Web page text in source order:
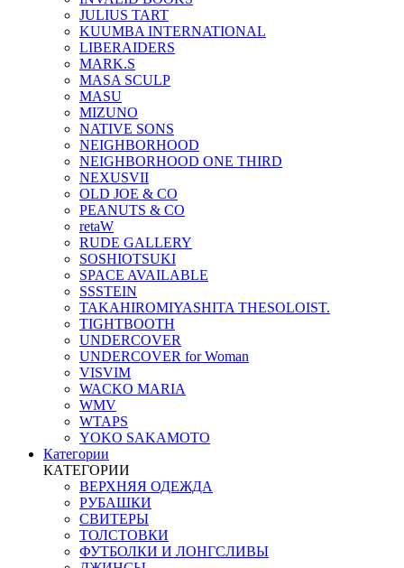
JULIUS TART
KUUMBA INTERNATIONAL
LIBERAIDERS
MARK.S
MASA SCULP
MASU
MIZUNO
NATIVE SONS
NEIGHBORHOOD
NEIGHBORHOOD ONE THIRD
NEXUSVII
OLD JOE & CO
PEANUTS & CO
retaW
RUDE GALLERY
SOSHIOTSUKI
SPACE AVAILABLE
SSSTEIN
TAKAHIROMIYASHITA THESOLOIST.
TIGHTBOOTH
UNDERCOVER
UNDERCOVER for Woman
VISVIM
WACKO MARIA
WMV
WTAPS
YOKO SAKAMOTO
Категории
КАТЕГОРИИ
ВЕРХНЯЯ ОДЕЖДА
РУБАШКИ
СВИТЕРЫ
ТОЛСТОВКИ
ФУТБОЛКИ И ЛОНГСЛИВЫ